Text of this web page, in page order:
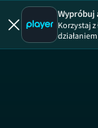
Korzystaj z
działaniem